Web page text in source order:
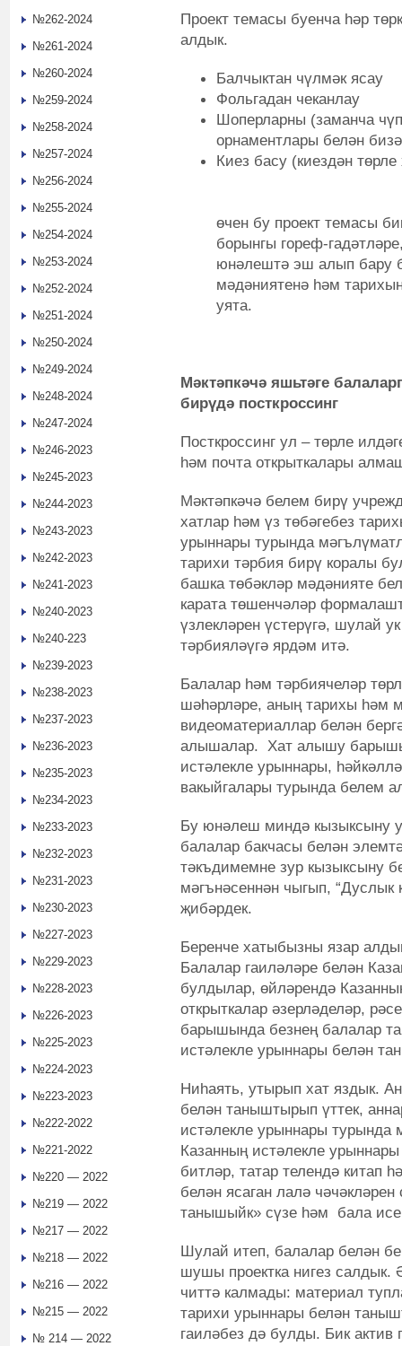
Проект темасы буенча һәр
алдык.
Балчыктан чүлмәк ясау
Фольгадан чеканлау
Шоперларны (заманча
орнаментлары белән
Киез басу (киездән
өчен бу проект темасы
борынгы гореф-
юнәлештә эш алып бару
мәдәниятенә һәм
уята.
Мәктәпкәчә яшьтәге
бирүдә посткроссинг
Посткроссинг ул – төрле
hәм почта открыткалары
Мәктәпкәчә белем бирү
хатлар һәм үз төбәгебез
урыннары турында
тарихи тәрбия бирү коралы
башка төбәкләр мәдәнияте
карата төшенчәләр
үзлекләрен үстерүгә, шулай
тәрбияләүгә ярдәм итә.
Балалар һәм тәрбиячеләр
шәһәрләре, аның тарихы һәм
видеоматериаллар белән
алышалар. Хат алышу
истәлекле урыннары,
вакыйгалары турында белем
Бу юнәлеш миндә кызыксыну
балалар бакчасы белән
тәкъдимемне зур кызыксыну
мәгънәсеннән чыгып, “Дуслык
җибәрдек.
Беренче хатыбызны язар
Балалар гаиләләре белән
булдылар, өйләрендә
открыткалар әзерләделәр,
барышында безнең балалар
истәлекле урыннары белән
Ниһаять, утырып хат яздык.
белән таныштырып үттек,
истәлекле урыннары турында
Казанның истәлекле
битләр, татар телендә китап
белән ясаган лалә
танышыйк» сүзе һәм бала
Шулай итеп, балалар белән
шушы проектка нигез салдык.
читтә калмады: материал
тарихи урыннары белән
гаиләбез дә булды. Бик актив
№262-2024
№261-2024
№260-2024
№259-2024
№258-2024
№257-2024
№256-2024
№255-2024
№254-2024
№253-2024
№252-2024
№251-2024
№250-2024
№249-2024
№248-2024
№247-2024
№246-2023
№245-2023
№244-2023
№243-2023
№242-2023
№241-2023
№240-2023
№240-223
№239-2023
№238-2023
№237-2023
№236-2023
№235-2023
№234-2023
№233-2023
№232-2023
№231-2023
№230-2023
№227-2023
№229-2023
№228-2023
№226-2023
№225-2023
№224-2023
№223-2023
№222-2022
№221-2022
№220 — 2022
№219 — 2022
№217 — 2022
№218 — 2022
№216 — 2022
№215 — 2022
№ 214 — 2022